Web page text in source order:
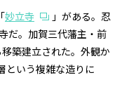
妙立寺
」がある。忍
だ。加賀三代藩主・前
築建立された。外観か
という複雑な造りに